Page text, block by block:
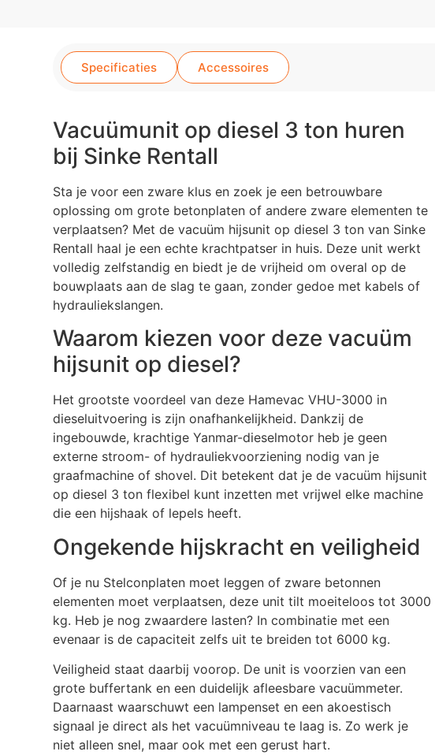
Specificaties Accessoires
Vacuümunit op diesel 3 ton huren
bij Sinke Rentall
Sta je voor een zware klus en zoek je een betrouwbare
oplossing om grote betonplaten of andere zware elementen te
verplaatsen? Met de vacuüm hijsunit op diesel 3 ton van Sinke
Rentall haal je een echte krachtpatser in huis. Deze unit werkt
volledig zelfstandig en biedt je de vrijheid om overal op de
bouwplaats aan de slag te gaan, zonder gedoe met kabels of
hydrauliekslangen.
Waarom kiezen voor deze vacuüm
hijsunit op diesel?
Het grootste voordeel van deze Hamevac VHU-3000 in
dieseluitvoering is zijn onafhankelijkheid. Dankzij de
ingebouwde, krachtige Yanmar-dieselmotor heb je geen
externe stroom- of hydrauliekvoorziening nodig van je
graafmachine of shovel. Dit betekent dat je de vacuüm hijsunit
op diesel 3 ton flexibel kunt inzetten met vrijwel elke machine
die een hijshaak of lepels heeft.
Ongekende hijskracht en veiligheid
Of je nu Stelconplaten moet leggen of zware betonnen
elementen moet verplaatsen, deze unit tilt moeiteloos tot 3000
kg. Heb je nog zwaardere lasten? In combinatie met een
evenaar is de capaciteit zelfs uit te breiden tot 6000 kg.
Veiligheid staat daarbij voorop. De unit is voorzien van een
grote buffertank en een duidelijk afleesbare vacuümmeter.
Daarnaast waarschuwt een lampenset en een akoestisch
signaal je direct als het vacuümniveau te laag is. Zo werk je
niet alleen snel, maar ook met een gerust hart.